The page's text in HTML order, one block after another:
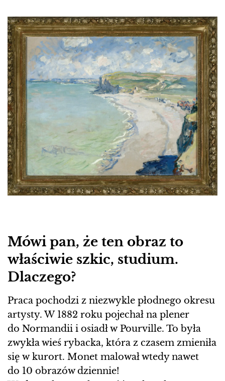
Mówi pan, że ten obraz to
właściwie szkic, studium.
Dlaczego?
Praca pochodzi z niezwykle płodnego okresu
artysty. W 1882 roku pojechał na plener
do Normandii i osiadł w Pourville. To była
zwykła wieś rybacka, która z czasem zmieniła
się w kurort. Monet malował wtedy nawet
do 10 obrazów dziennie!